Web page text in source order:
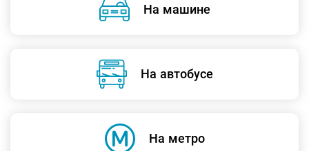
На машине
На автобусе
На метро